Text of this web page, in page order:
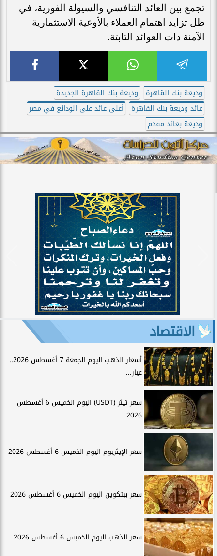
تجمع بين العائد التنافسي والسيولة الفورية، في
ظل تزايد اهتمام العملاء بالأوعية الاستثمارية
الآمنة ذات العوائد الثابتة.
وديعة بنك القاهرة
وديعة بنك القاهرة الجديدة
عائد وديعة بنك القاهرة
أعلى عائد على الودائع في مصر
وديعة بعائد مقدم
الاقتصاد
أسعار الذهب اليوم الجمعة 7 أغسطس 2026..
عيار...
سعر تيثر (USDT) اليوم الخميس 6 أغسطس
2026
سعر الإيثريوم اليوم الخميس 6 أغسطس 2026
سعر بيتكوين اليوم الخميس 6 أغسطس 2026
سعر الذهب اليوم الخميس 6 أغسطس 2026